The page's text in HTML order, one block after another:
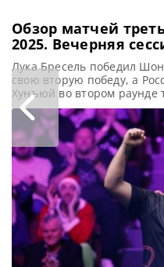
Обзор матчей
2025. Вечерняя
Лука Бресель победил
свою вторую победу, а
Хунъюй во втором раунде
2025 в Блэкпуле,
Марком Алленом Нг Он
выступление на Shoot
победу над Аароном